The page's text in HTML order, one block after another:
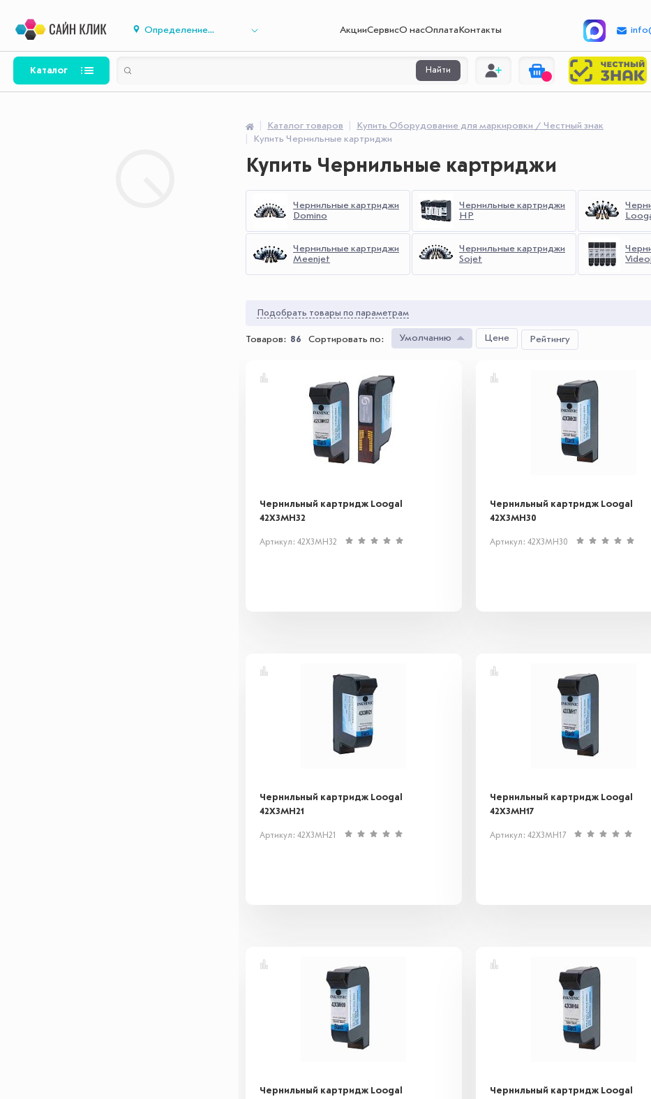
Определение... АкцииСервисО насОплата Контакты
Каталог Найти
Каталог товаров
Купить Оборудование для маркировки / Честный знак
Купить Чернильные картриджи
Купить Чернильные картриджи
Чернильные картриджи
Domino
Чернильные картриджи
HP
Чернильные картриджи
Meenjet
Чернильные картриджи
Sojet
Подобрать товары по параметрам
Товаров: 86 Сортировать по: Умолчанию Цене Рейтингу
Чернильный картридж Loogal
42X3MH32
Артикул: 42X3MH32
Чернильный картридж Loogal
42X3MH30
Артикул: 42X3MH30
Чернильный картридж Loogal
42X3MH21
Артикул: 42X3MH21
Чернильный картридж Loogal
42X3MH17
Артикул: 42X3MH17
Чернильный картридж Loogal
Чернильный картридж Loogal